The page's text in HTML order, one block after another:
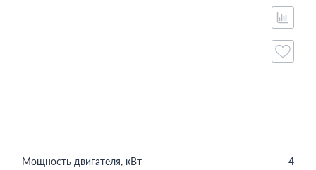
Мощность двигателя, кВт 4